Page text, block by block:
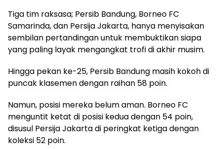
Tiga tim raksasa; Persib Bandung, Borneo FC
Samarinda, dan Persija Jakarta, hanya menyisakan
sembilan pertandingan untuk membuktikan siapa
yang paling layak mengangkat trofi di akhir musim.
Hingga pekan ke-25, Persib Bandung masih kokoh di
puncak klasemen dengan raihan 58 poin.
Namun, posisi mereka belum aman. Borneo FC
menguntit ketat di posisi kedua dengan 54 poin,
disusul Persija Jakarta di peringkat ketiga dengan
koleksi 52 poin.